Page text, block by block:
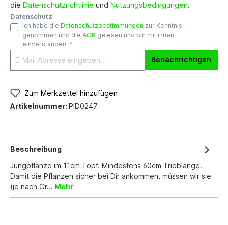
die Datenschutzrichtlinie und Nutzungsbedingungen.
Datenschutz
Ich habe die Datenschutzbestimmungen zur Kenntnis
genommen und die AGB gelesen und bin mit ihnen
einverstanden. *
Benachrichtigen
Zum Merkzettel hinzufügen
Artikelnummer: PID0247
Beschreibung
Jungpflanze im 11cm Topf. Mindestens 60cm Trieblänge.
Damit die Pflanzen sicher bei Dir ankommen, müssen wir sie
(je nach Gr… Mehr